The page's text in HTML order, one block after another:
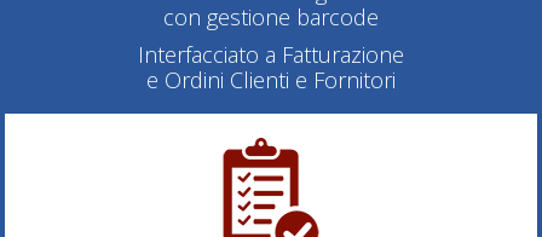
con gestione barcode
Interfacciato a Fatturazione
e Ordini Clienti e Fornitori